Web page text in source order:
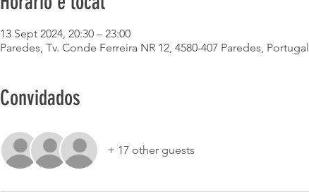
13 Sept 2024, 20:30 – 23:00
Paredes, Tv. Conde Ferreira NR 12, 4580-407 Paredes, Portugal
Convidados
+ 17 other guests